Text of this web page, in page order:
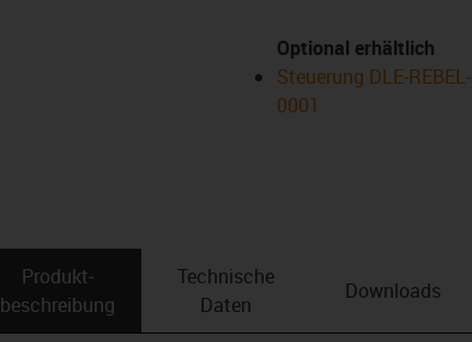
Optional erhältlich
Steuerung DLE-REBEL-
0001
Produkt­
beschreibung
Technische
Daten
Downloads